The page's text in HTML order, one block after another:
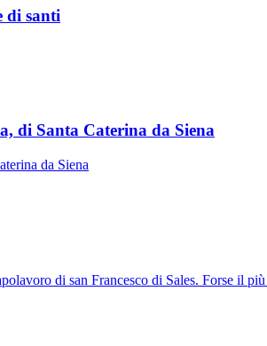
di santi
di Santa Caterina da Siena
da Siena
di san Francesco di Sales. Forse il